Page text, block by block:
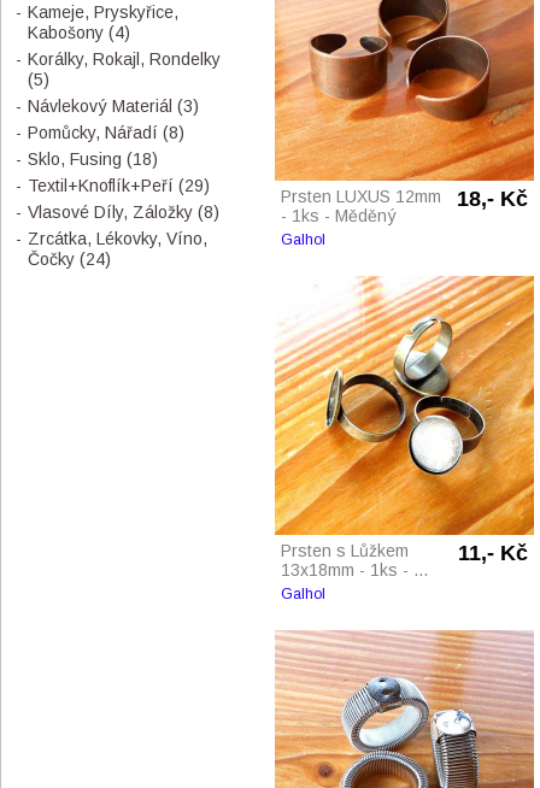
Prsten LUXUS 12mm
- 1ks - Měděný
18,- Kč
Galhol
Prsten s Lůžkem
13x18mm - 1ks - ...
11,- Kč
Galhol
Kameje, Pryskyřice,
Kabošony (4)
Korálky, Rokajl, Rondelky
(5)
Návlekový Materiál (3)
Pomůcky, Nářadí (8)
Sklo, Fusing (18)
Textil+Knoflík+Peří (29)
Vlasové Díly, Záložky (8)
Zrcátka, Lékovky, Víno,
Čočky (24)